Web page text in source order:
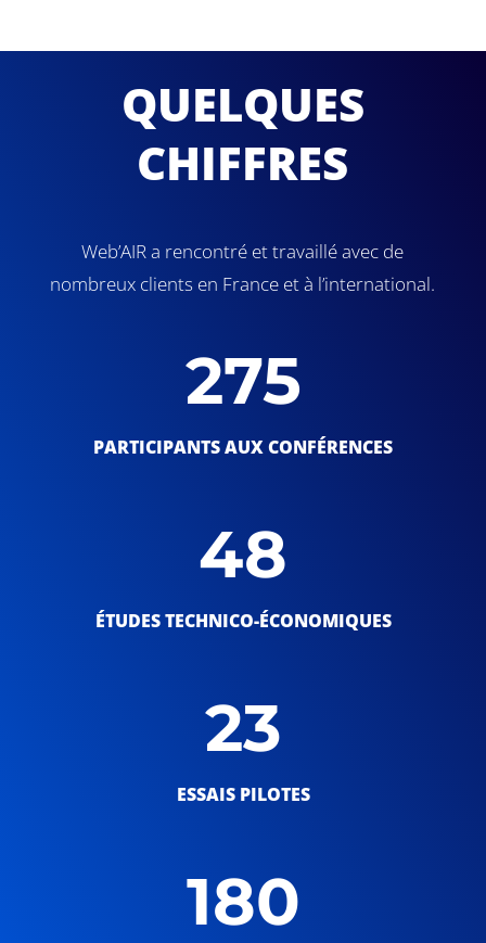
QUELQUES
CHIFFRES
Web’AIR a rencontré et travaillé avec de
nombreux clients en France et à l’international.
275
PARTICIPANTS AUX CONFÉRENCES
48
ÉTUDES TECHNICO-ÉCONOMIQUES
23
ESSAIS PILOTES
180